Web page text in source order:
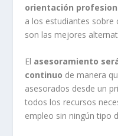
orientación
a los estudiantes sobre
son las mejores
El asesoramiento
continuo de manera
asesorados desde un
todos los recursos
empleo sin ningún tipo